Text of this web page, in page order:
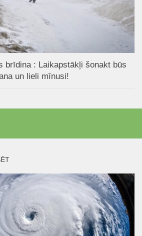
brīdina : Laikapstākļi šonakt būs
un lieli mīnusi!